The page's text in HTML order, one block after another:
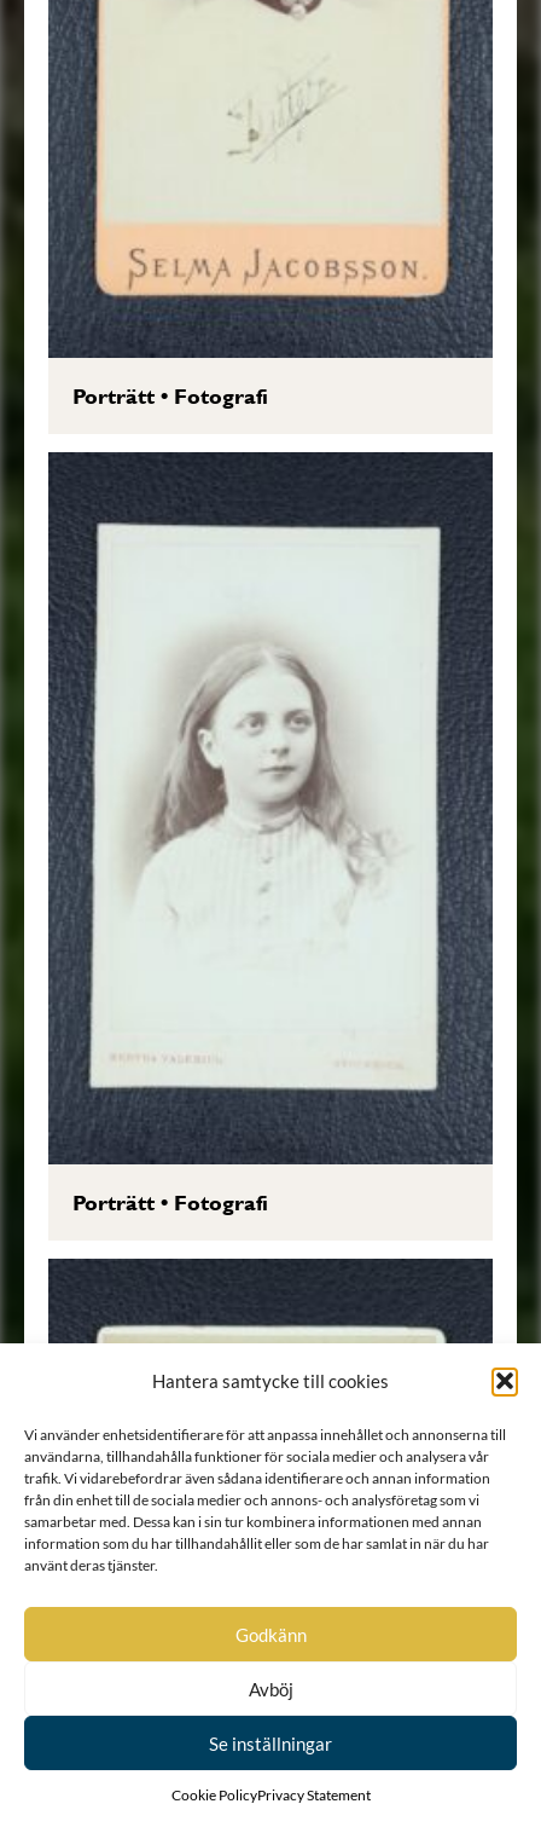
Hantera samtycke till cookies
Vi använder enhetsidentifierare för att anpassa innehållet och annonserna till
användarna, tillhandahålla funktioner för sociala medier och analysera vår
trafik. Vi vidarebefordrar även sådana identifierare och annan information
från din enhet till de sociala medier och annons- och analysföretag som vi
samarbetar med. Dessa kan i sin tur kombinera informationen med annan
information som du har tillhandahållit eller som de har samlat in när du har
använt deras tjänster.
Godkänn
Avböj
Se inställningar
Cookie PolicyPrivacy Statement
Porträtt• Fotografi
Porträtt• Fotografi